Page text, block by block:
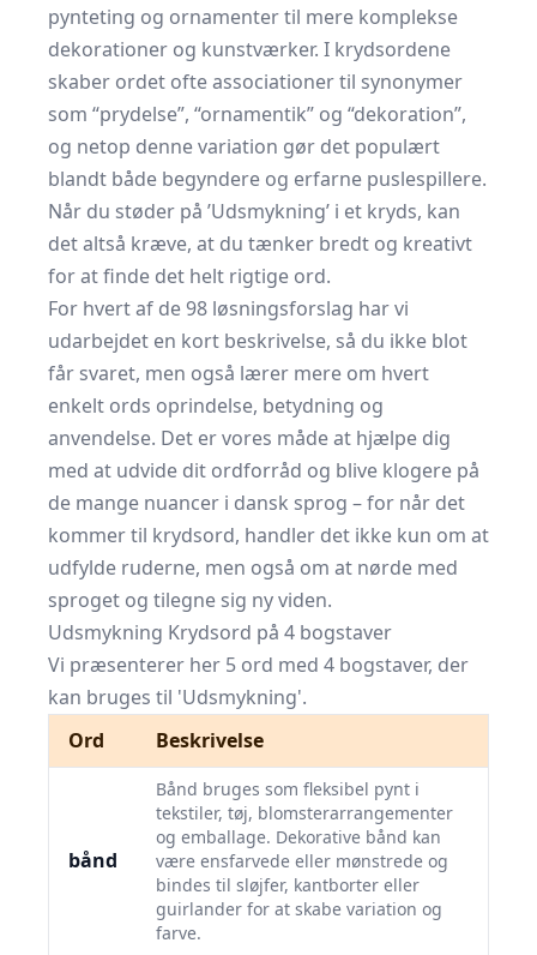
pynteting og ornamenter til mere komplekse
dekorationer og kunstværker. I krydsordene
skaber ordet ofte associationer til synonymer
som “prydelse”, “ornamentik” og “dekoration”,
og netop denne variation gør det populært
blandt både begyndere og erfarne puslespillere.
Når du støder på ’Udsmykning’ i et kryds, kan
det altså kræve, at du tænker bredt og kreativt
for at finde det helt rigtige ord.
For hvert af de 98 løsningsforslag har vi
udarbejdet en kort beskrivelse, så du ikke blot
får svaret, men også lærer mere om hvert
enkelt ords oprindelse, betydning og
anvendelse. Det er vores måde at hjælpe dig
med at udvide dit ordforråd og blive klogere på
de mange nuancer i dansk sprog – for når det
kommer til krydsord, handler det ikke kun om at
udfylde ruderne, men også om at nørde med
sproget og tilegne sig ny viden.
Udsmykning Krydsord på 4 bogstaver
Vi præsenterer her 5 ord med 4 bogstaver, der
kan bruges til 'Udsmykning'.
Ord
Beskrivelse
bånd
Bånd bruges som fleksibel pynt i
tekstiler, tøj, blomsterarrangementer
og emballage. Dekorative bånd kan
være ensfarvede eller mønstrede og
bindes til sløjfer, kantborter eller
guirlander for at skabe variation og
farve.